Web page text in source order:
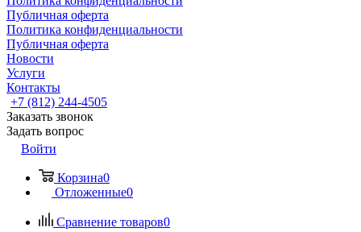
Публичная оферта
Политика конфиденциальности
Публичная оферта
Новости
Услуги
Контакты
+7 (812) 244-4505
Заказать звонок
Задать вопрос
Войти
Корзина0
Отложенные0
Сравнение товаров0